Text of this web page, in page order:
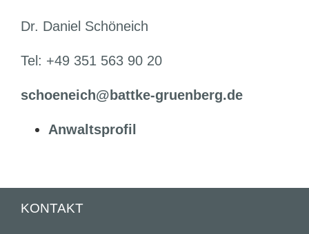
Dr. Daniel Schöneich
Tel: +49 351 563 90 20
schoeneich@battke-gruenberg.de
Anwaltsprofil
KONTAKT